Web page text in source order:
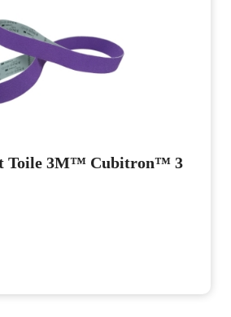
Toile 3M™ Cubitron™ 3